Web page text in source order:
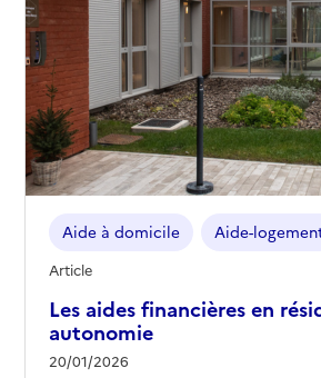
Les aides financières en
autonomie
20/01/2026
Aide à domicile Aide-
Article